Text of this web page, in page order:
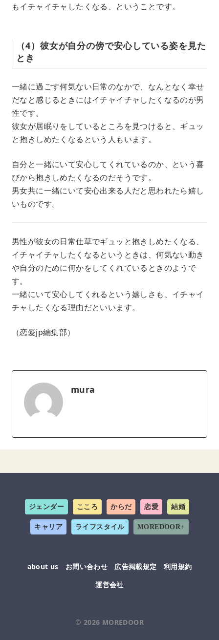
もイチャイチャしたくなる、ということです。
（4）彼女が自分の傍で安心している姿を見た
とき
一緒に過ごす何気ない日常のなかで、なんとなく幸せ
だなと感じるときにはイチャイチャしたくなるのが男
性です。
彼女が居眠りをしているところを見つけると、ギュッ
と抱きしめたくなるという人もいます。
自分と一緒にいて安心してくれているのか、という喜
びから抱きしめたくなるのだそうです。
男女共に一緒にいて安心出来る人だと思われたら嬉し
いものです。
男性が彼女の日常仕草でギュッと抱きしめたくなる、
イチャイチャしたくなるというときは、何気ない動き
や自分のために何かをしてくれているときのようで
す。
一緒にいて安心してくれるという嬉しさも、イチャイ
チャしたくなる理由だといいます。
（恋愛jp編集部）
mura
ジェンダー こころ からだ 恋愛 結婚
キャリア ライフスタイル MOREDOOR+
about us お問い合わせ 広告掲載規定
利用規約
運営会社
© 2026 MOREDOOR